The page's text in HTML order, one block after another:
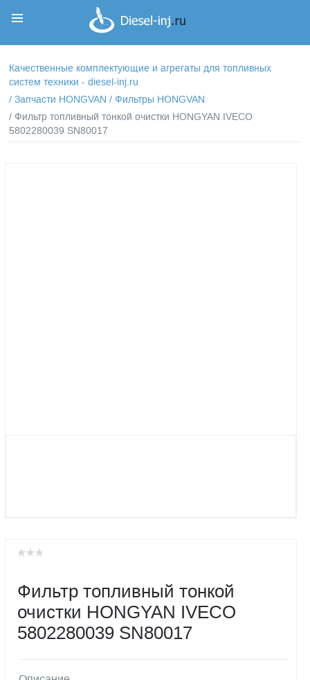
Качественные комплектующие и агрегаты для топливных
систем техники - diesel-inj.ru
/Запчасти HONGVAN /Фильтры HONGVAN
/ Фильтр топливный тонкой очистки HONGYAN IVECO
5802280039 SN80017
Фильтр топливный тонкой
очистки HONGYAN IVECO
5802280039 SN80017